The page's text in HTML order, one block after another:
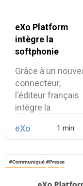
eXo Platform
intègre la
softphonie
renforce son
alternative
européenne aux
suites
collaboratives
Grâce à un
connecteur,
l'éditeur français
intègre la
source…
eXo